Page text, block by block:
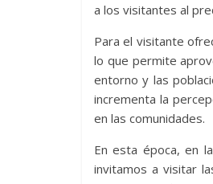
a los visitantes al
Para el visitante
lo que permite
entorno y las
incrementa la
en las comunidades.
En esta época, en
invitamos a visitar